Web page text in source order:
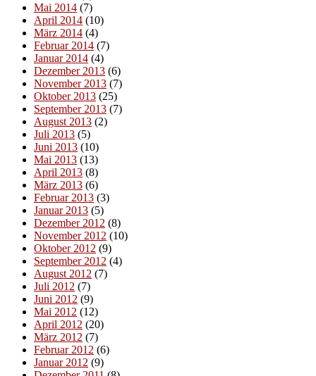
Mai 2014 (7)
April 2014 (10)
März 2014 (4)
Februar 2014 (7)
Januar 2014 (4)
Dezember 2013 (6)
November 2013 (7)
Oktober 2013 (25)
September 2013 (7)
August 2013 (2)
Juli 2013 (5)
Juni 2013 (10)
Mai 2013 (13)
April 2013 (8)
März 2013 (6)
Februar 2013 (3)
Januar 2013 (5)
Dezember 2012 (8)
November 2012 (10)
Oktober 2012 (9)
September 2012 (4)
August 2012 (7)
Juli 2012 (7)
Juni 2012 (9)
Mai 2012 (12)
April 2012 (20)
März 2012 (7)
Februar 2012 (6)
Januar 2012 (9)